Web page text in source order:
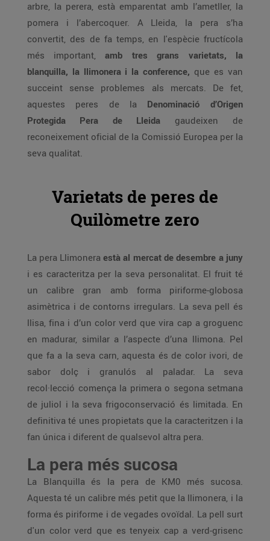
arbre, la perera, està emparentat amb l’ametller, la
pomera i l’abercoquer. A Lleida, la pera s’ha
convertit, des de fa temps, en l'espècie fructícola
més important, amb tres grans varietats, la
blanquilla, la llimonera i la conference, que es van
succeint sense problemes als mercats. De fet,
aquestes peres de la Denominació d’Origen
Protegida Pera de Lleida gaudeixen de
reconeixement oficial de la Comissió Europea per la
seva qualitat.
Varietats de peres de
Quilòmetre zero
La pera Llimonera està al mercat de desembre a juny
i es caracteritza per la seva personalitat. El fruit té
un calibre gran amb forma piriforme-globosa
asimètrica i de contorns irregulars. La seva pell és
llisa, fina i d’un color verd que vira cap a groguenc
en madurar, similar a l’aspecte d’una llimona. Pel
que fa a la seva carn, aquesta és de color ivori, de
sabor dolç i granulós al paladar. La seva
recol·lecció comença la primera o segona setmana
de juliol i la seva frigoconservació és limitada. En
definitiva té unes propietats que la caracteritzen i la
fan única i diferent de qualsevol altra pera.
La pera més sucosa
La Blanquilla és la pera de KM0 més sucosa.
Aquesta té un calibre més petit que la llimonera, i la
forma és piriforme i de vegades ovoïdal. La pell surt
d'un color verd que es tenyeix cap a verd-grisenc